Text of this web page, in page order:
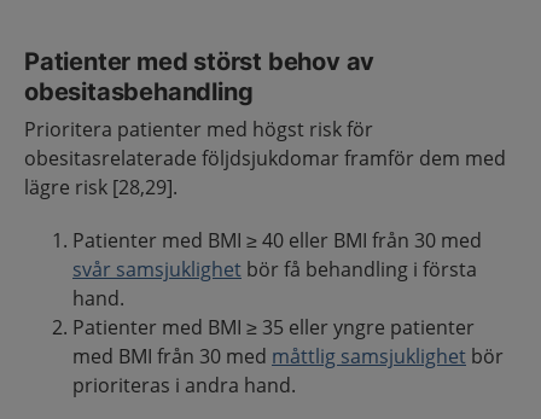
Patienter med störst behov av
obesitasbehandling
Prioritera patienter med högst risk för
obesitasrelaterade följdsjukdomar framför dem med
lägre risk [28,29].
Patienter med BMI ≥ 40 eller BMI från 30 med
svår samsjuklighet bör få behandling i första
hand.
Patienter med BMI ≥ 35 eller yngre patienter
med BMI från 30 med måttlig samsjuklighet bör
prioriteras i andra hand.